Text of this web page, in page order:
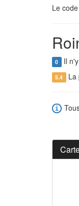
Le
0 Il n'y
5.4 La